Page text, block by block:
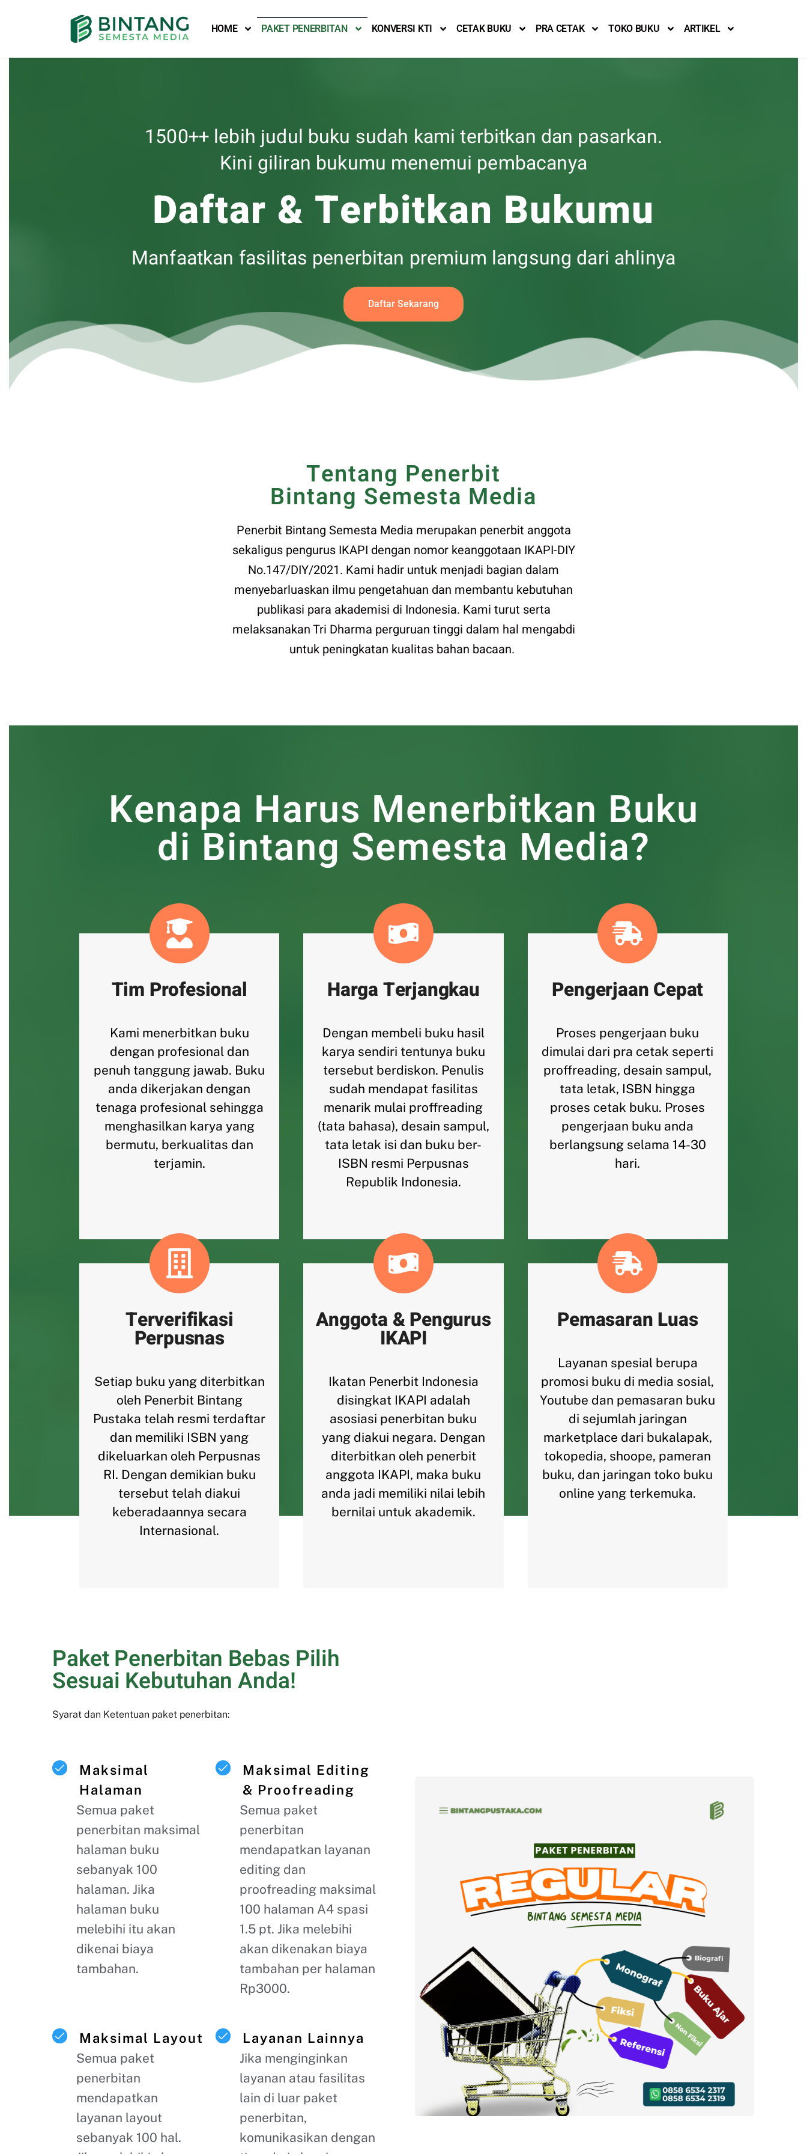
ke
HOME PAKET PENERBITAN KONVERSI KTI CETAK BUKU PRA CETAK TOKO BUKU ARTIKEL
1500++ lebih judul buku sudah kami terbitkan dan pasarkan.
Kini giliran bukumu menemui pembacanya
Daftar & Terbitkan Bukumu
Manfaatkan fasilitas penerbitan premium langsung dari ahlinya
Daftar Sekarang
Tentang Penerbit
Bintang Semesta Media
Penerbit Bintang Semesta Media merupakan penerbit anggota
sekaligus pengurus IKAPI dengan nomor keanggotaan IKAPI-DIY
No.147/DIY/2021. Kami hadir untuk menjadi bagian dalam
menyebarluaskan ilmu pengetahuan dan membantu kebutuhan
publikasi para akademisi di Indonesia. Kami turut serta
melaksanakan Tri Dharma perguruan tinggi dalam hal mengabdi
untuk peningkatan kualitas bahan bacaan.
Kenapa Harus Menerbitkan Buku
di Bintang Semesta Media?
Tim Profesional
Kami menerbitkan buku
dengan profesional dan
penuh tanggung jawab. Buku
anda dikerjakan dengan
tenaga profesional sehingga
menghasilkan karya yang
bermutu, berkualitas dan
terjamin.
Harga Terjangkau
Dengan membeli buku hasil
karya sendiri tentunya buku
tersebut berdiskon. Penulis
sudah mendapat fasilitas
menarik mulai proffreading
(tata bahasa), desain sampul,
tata letak isi dan buku ber-
ISBN resmi Perpusnas
Republik Indonesia.
Pengerjaan Cepat
Proses pengerjaan buku
dimulai dari pra cetak seperti
proffreading, desain sampul,
tata letak, ISBN hingga
proses cetak buku. Proses
pengerjaan buku anda
berlangsung selama 14-30
hari.
Terverifikasi
Perpusnas
Setiap buku yang diterbitkan
oleh Penerbit Bintang
Pustaka telah resmi terdaftar
dan memiliki ISBN yang
dikeluarkan oleh Perpusnas
RI. Dengan demikian buku
tersebut telah diakui
keberadaannya secara
Internasional.
Anggota & Pengurus
IKAPI
Ikatan Penerbit Indonesia
disingkat IKAPI adalah
asosiasi penerbitan buku
yang diakui negara. Dengan
diterbitkan oleh penerbit
anggota IKAPI, maka buku
anda jadi memiliki nilai lebih
bernilai untuk akademik.
Pemasaran Luas
Layanan spesial berupa
promosi buku di media sosial,
Youtube dan pemasaran buku
di sejumlah jaringan
marketplace dari bukalapak,
tokopedia, shoope, pameran
buku, dan jaringan toko buku
online yang terkemuka.
Paket Penerbitan Bebas Pilih
Sesuai Kebutuhan Anda!
Syarat dan Ketentuan paket penerbitan:
Maksimal
Halaman
Semua paket
penerbitan maksimal
halaman buku
sebanyak 100
halaman. Jika
halaman buku
melebihi itu akan
dikenai biaya
tambahan.
Maksimal Editing
& Proofreading
Semua paket
penerbitan
mendapatkan layanan
editing dan
proofreading maksimal
100 halaman A4 spasi
1.5 pt. Jika melebihi
akan dikenakan biaya
tambahan per halaman
Rp3000.
Maksimal Layout
Semua paket
penerbitan
mendapatkan
layanan layout
sebanyak 100 hal.
Layanan Lainnya
Jika menginginkan
layanan atau fasilitas
lain di luar paket
penerbitan,
komunikasikan dengan